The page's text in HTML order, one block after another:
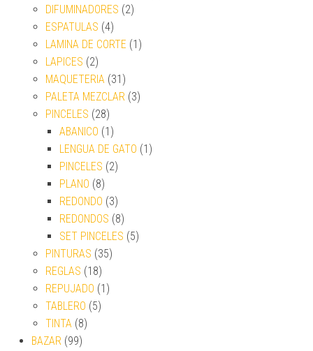
DIFUMINADORES (2)
ESPATULAS (4)
LAMINA DE CORTE (1)
LAPICES (2)
MAQUETERIA (31)
PALETA MEZCLAR (3)
PINCELES (28)
ABANICO (1)
LENGUA DE GATO (1)
PINCELES (2)
PLANO (8)
REDONDO (3)
REDONDOS (8)
SET PINCELES (5)
PINTURAS (35)
REGLAS (18)
REPUJADO (1)
TABLERO (5)
TINTA (8)
BAZAR (99)